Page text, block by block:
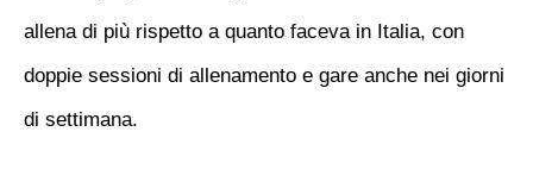
allena di più rispetto a quanto faceva in Italia, con
doppie sessioni di allenamento e gare anche nei giorni
di settimana.